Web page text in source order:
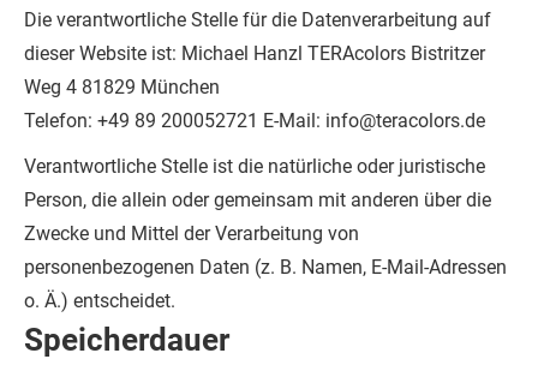
Die verantwortliche Stelle für die Datenverarbeitung auf
dieser Website ist: Michael Hanzl TERAcolors Bistritzer
Weg 4 81829 München
Telefon: +49 89 200052721 E-Mail: info@teracolors.de
Verantwortliche Stelle ist die natürliche oder juristische
Person, die allein oder gemeinsam mit anderen über die
Zwecke und Mittel der Verarbeitung von
personenbezogenen Daten (z. B. Namen, E-Mail-Adressen
o. Ä.) entscheidet.
Speicherdauer